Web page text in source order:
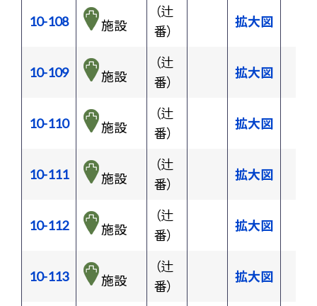
10-108 施設
（辻
番）
拡大図
10-109 施設
（辻
番）
拡大図
10-110 施設
（辻
番）
拡大図
10-111 施設
（辻
番）
拡大図
10-112 施設
（辻
番）
拡大図
10-113 施設
（辻
番）
拡大図